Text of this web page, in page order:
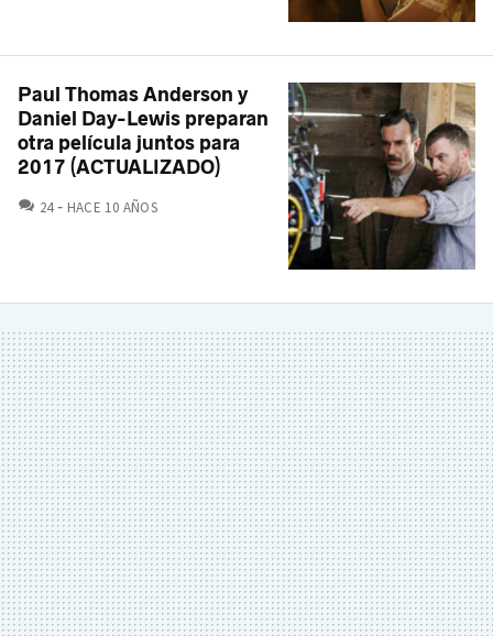
Paul Thomas Anderson y
Daniel Day-Lewis preparan
otra película juntos para
2017 (ACTUALIZADO)
24 COMENTARIOS
HACE 10 AÑOS